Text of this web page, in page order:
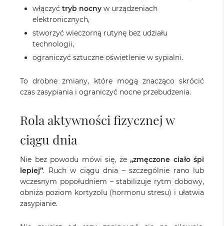
włączyć tryb nocny w urządzeniach
elektronicznych,
stworzyć wieczorną rutynę bez udziału
technologii,
ograniczyć sztuczne oświetlenie w sypialni.
To drobne zmiany, które mogą znacząco skrócić
czas zasypiania i ograniczyć nocne przebudzenia.
Rola aktywności fizycznej w
ciągu dnia
Nie bez powodu mówi się, że „zmęczone ciało śpi
lepiej”. Ruch w ciągu dnia – szczególnie rano lub
wczesnym popołudniem – stabilizuje rytm dobowy,
obniża poziom kortyzolu (hormonu stresu) i ułatwia
zasypianie.